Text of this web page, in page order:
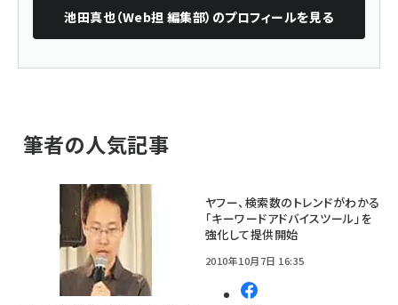
池田真也（Web担 編集部） のプロフィールを見る
筆者の人気記事
ヤフー、検索数のトレンドがわかる
「キーワードアドバイスツール」を
強化して提供開始
2010年10月7日 16:35